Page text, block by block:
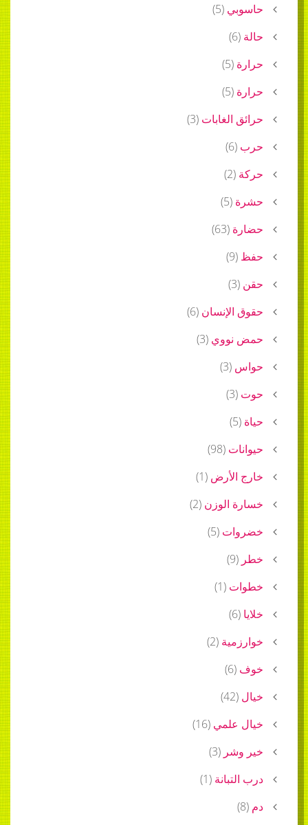
حاسوبي (
5
)
حالة (
6
)
حرارة (
5
)
حرارة (
5
)
حرائق الغابات (
3
)
حرب (
6
)
حركة (
2
)
حشرة (
5
)
حضارة (
63
)
حفظ (
9
)
حقن (
3
)
حقوق الإنسان (
6
)
حمض نووي (
3
)
حواس (
3
)
حوت (
3
)
حياة (
5
)
حيوانات (
98
)
خارج الأرض (
1
)
خسارة الوزن (
2
)
خضروات (
5
)
خطر (
9
)
خطوات (
1
)
خلايا (
6
)
خوارزمية (
2
)
خوف (
6
)
خيال (
42
)
خيال علمي (
16
)
خير وشر (
3
)
درب التبانة (
1
)
دم (
8
)